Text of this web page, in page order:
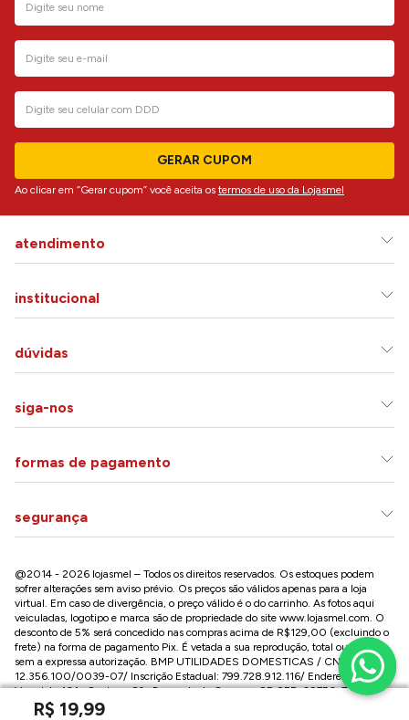
R$ 19,99
GERAR CUPOM
Ao clicar em “Gerar cupom” você aceita os termos de uso da Lojasmel
atendimento
institucional
dúvidas
siga-nos
formas de pagamento
segurança
@2014 - 2026 lojasmel – Todos os direitos reservados. Os estoques podem
sofrer alterações sem aviso prévio. Os preços são válidos apenas para a loja
virtual. Em caso de divergência, o preço válido é o do carrinho. As fotos aqui
veiculadas, logotipo e marca são de propriedade do site www.lojasmel.com. O
desconto de 5% será concedido nas compras acima de R$129,00 (excluindo o
frete) na forma de pagamento Pix. É vetada a sua reprodução, total ou parcial,
sem a expressa autorização. BMP UTILIDADES DOMESTICAS / CNPJ:
12.356.100/0039-07/ Inscrição Estadual: 799.728.912.116/ Endereço: R José
Versolato,101 , Centro – São Bernardo do Campo - SP CEP: 09750-730
Conheça nossa loja na Paulista / SP: